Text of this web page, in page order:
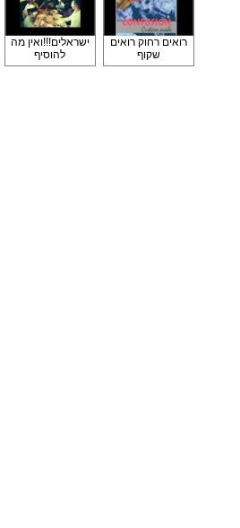
ישראלים!!!ואין מה
להוסיף
רואים רחוק רואים
שקוף